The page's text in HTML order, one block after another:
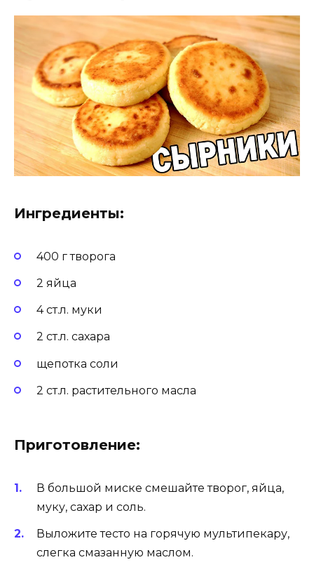
Ингредиенты:
400 г творога
2 яйца
4 ст.л. муки
2 ст.л. сахара
щепотка соли
2 ст.л. растительного масла
Приготовление:
В большой миске смешайте творог, яйца,
муку, сахар и соль.
Выложите тесто на горячую мультипекару,
слегка смазанную маслом.